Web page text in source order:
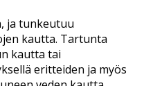
ja tunkeutuu
kautta. Tartunta
kautta tai
eritteiden ja myös